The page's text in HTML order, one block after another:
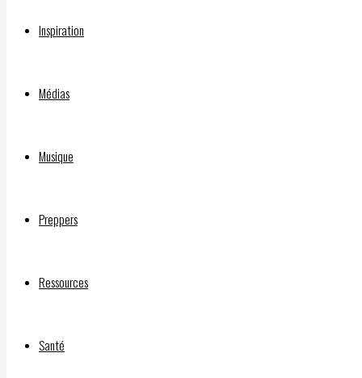
Inspiration
Médias
Musique
Preppers
Ressources
Santé
Vous devez